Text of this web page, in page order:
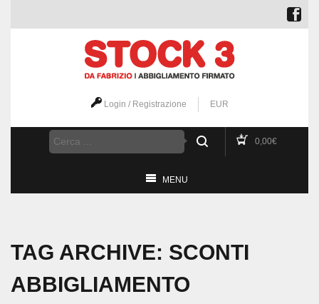
Login / Registrazione EUR
0,00€
MENU
TAG ARCHIVE: SCONTI
ABBIGLIAMENTO